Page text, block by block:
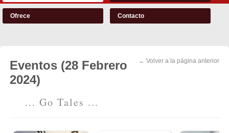
Ofrece Contacto
← Volver a la página anterior
Eventos (28 Febrero
2024)
... Go Tales ...